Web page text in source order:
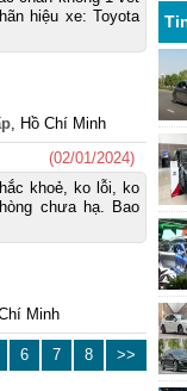
hiệu xe: Toyota
, Hồ Chí Minh
(02/01/2024)
khoẻ, ko lỗi, ko
chưa hạ. Bao
Minh
6 7 8 >>